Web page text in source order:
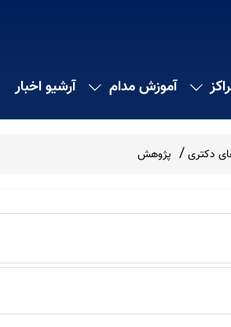
آموزش مدام آرشیو اخبار
دکتری پژوهش